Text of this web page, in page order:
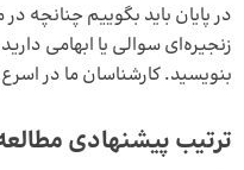
در پایان باید بگوییم چنانچه
زنجیره‌ای سوالی یا ابهامی
بنویسید. کارشناسان ما در
ترتیب پیشنهادی